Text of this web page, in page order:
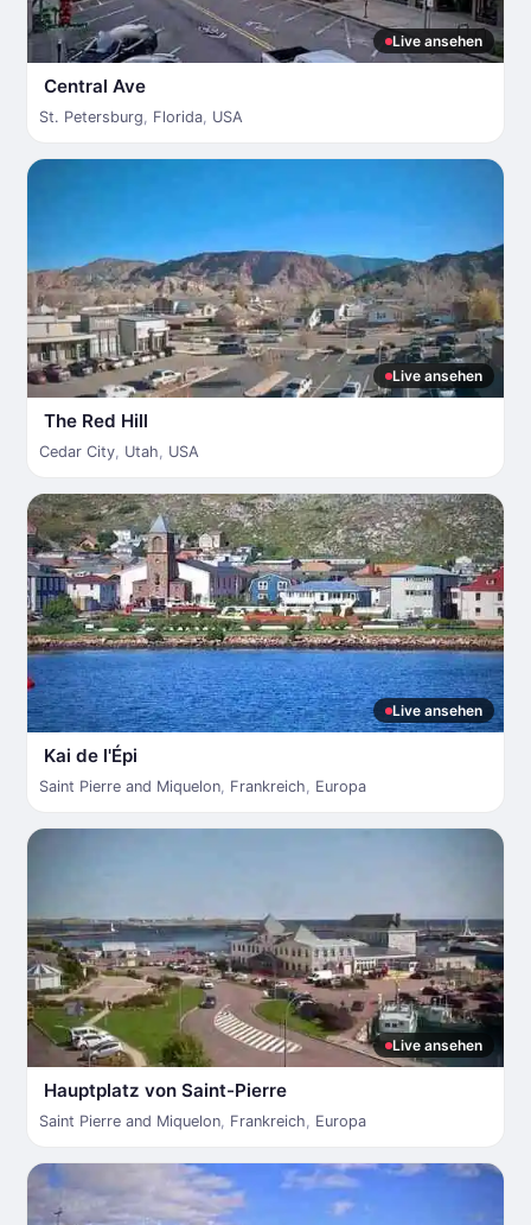
Live ansehen
Central Ave
St. Petersburg, Florida, USA
Live ansehen
The Red Hill
Cedar City, Utah, USA
Live ansehen
Kai de l'Épi
Saint Pierre and Miquelon, Frankreich, Europa
Live ansehen
Hauptplatz von Saint-Pierre
Saint Pierre and Miquelon, Frankreich, Europa